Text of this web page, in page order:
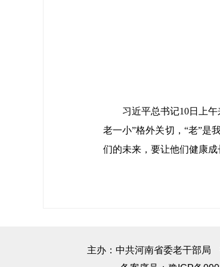
习近平总书记10日上午
老一小”格外关切，“老”是
们的未来，要让他们健康成
主办：中共河南省委老干部局